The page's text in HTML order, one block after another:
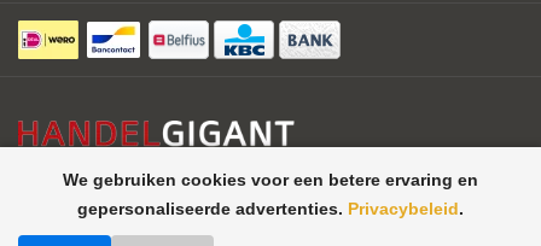
We gebruiken cookies voor een betere ervaring en
gepersonaliseerde advertenties. Privacybeleid.